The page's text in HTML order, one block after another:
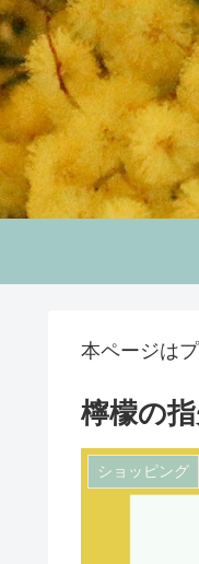
本ページは
檸檬の
ショッピング